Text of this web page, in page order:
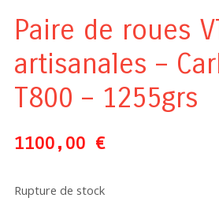
Paire de roues
artisanales –
T800 – 1255grs
1100,00 €
Rupture de stock